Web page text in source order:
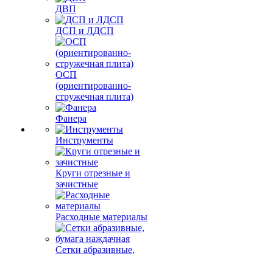
ДВП
ДСП и ЛДСП
ОСП
(ориентированно-
стружечная плита)
Фанера
Инструменты
Круги отрезные и
зачистные
Расходные материалы
Сетки абразивные,